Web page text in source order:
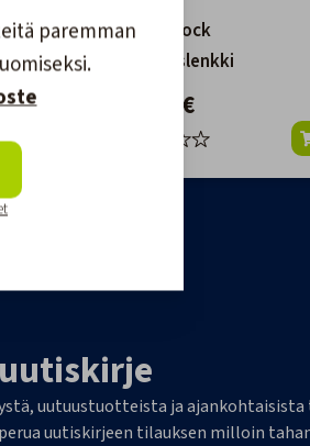
Handy Dock
Kiinnityslenkki
15,90 €
uutuustuotteista ja
uutiskirjeen tilauksen milloin
paremman